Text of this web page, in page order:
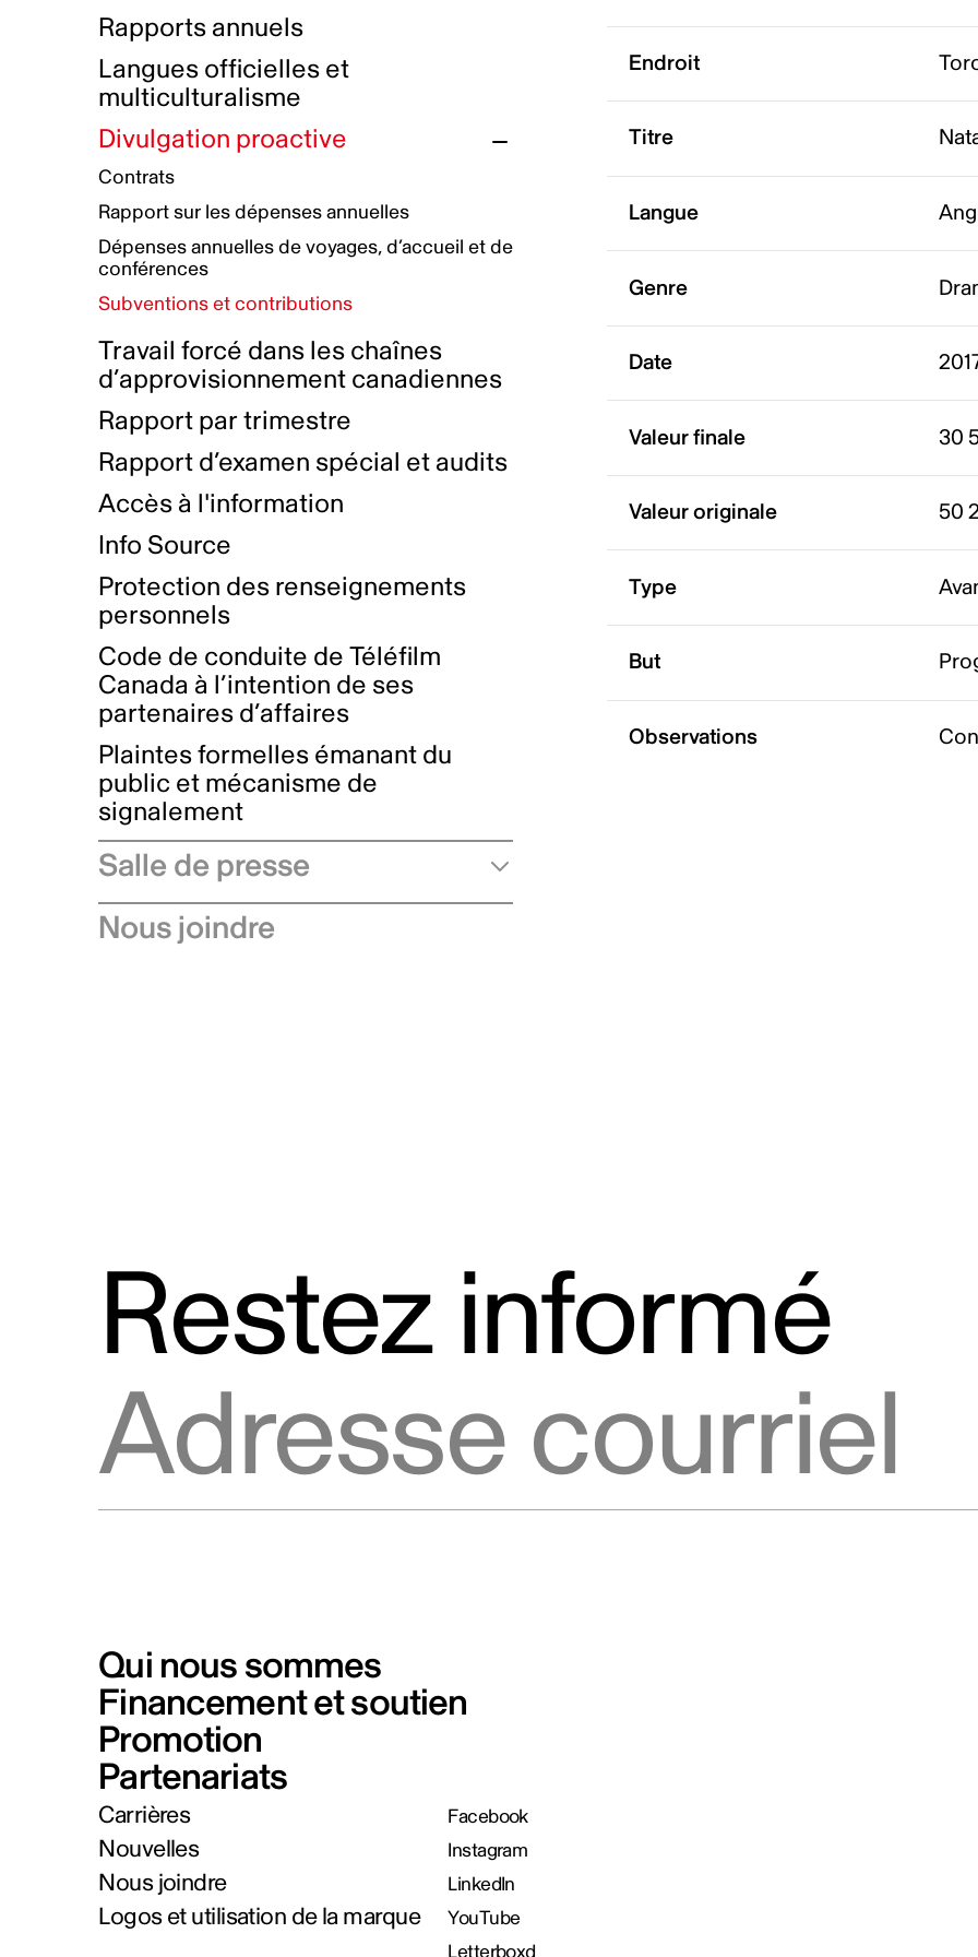
Initiatives autochtones
Plan de réconciliation autochtone
Groupe de travail autochtone
Principes directeurs sur le
harcèlement
Plan d’action pour la parité
Plan d'équité, de diversité,
d'inclusion et d'accessibilité
Boîte à outils pour le récit authentique
Collecte de données et l’auto-identification
Plan d'accessibilité
Rémunération et avantages
Prix et certifications
Nos valeurs d’entreprise
Rapports annuels
Langues officielles et
multiculturalisme
Divulgation proactive
Contrats
Rapport sur les dépenses annuelles
Dépenses annuelles de voyages, d’accueil et de
conférences
Subventions et contributions
Travail forcé dans les chaînes
d’approvisionnement canadiennes
Rapport par trimestre
Rapport d’examen spécial et audits
Accès à l'information
Info Source
Protection des renseignements
personnels
Code de conduite de Téléfilm
Canada à l’intention de ses
partenaires d’affaires
Plaintes formelles émanant du
public et mécanisme de
signalement
Salle de presse
Communiqués de presse
Nous joindre
Endroit
Titre
Langue
Genre
Date
Valeur finale 30
Valeur originale 50
Type
But
Observations
Restez informé
Qui nous sommes
Financement et soutien
Promotion
Partenariats
Carrières
Nouvelles
Nous joindre
Logos et utilisation de la marque
Facebook
Instagram
LinkedIn
YouTube
Letterboxd